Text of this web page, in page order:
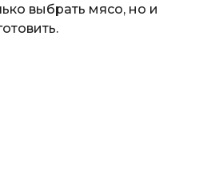
выбрать мясо, но и